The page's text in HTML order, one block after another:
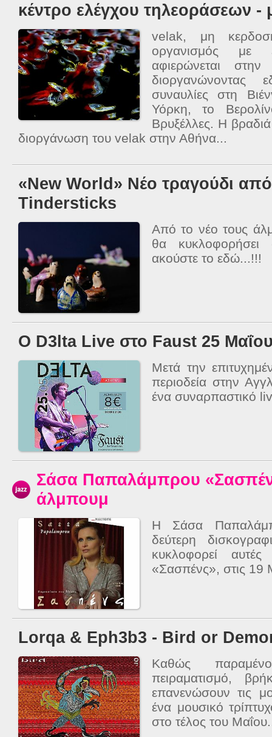
κέντρο ελέγχου τηλεοράσεων -
velak, μη
οργανισμός με
αφιερώνεται στην
συναυλίες στη
Υόρκη, το
Βρυξέλλες. Η
διοργάνωση του velak στην Αθήνα...
«New World» Νέο τραγούδι
Tindersticks
Από το νέο τους
θα κυκλοφορήσει
ακούστε το εδώ...!!!
Ο D3lta Live στο Faust 25
Μετά την
περιοδεία στην
ένα συναρπαστικό
Σάσα Παπαλάμπρου
άλμπουμ
Η Σάσα
δεύτερη
κυκλοφορεί
«Σασπένς», στις 19
Lorqa & Eph3b3 - Bird or
Καθώς
πειραματισμό,
επανενώσουν τις
ένα μουσικό
στο τέλος του